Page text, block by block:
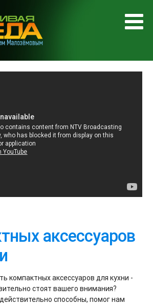
аксессуаров
компактных аксессуаров для кухни -
стоят вашего внимания?
способны, помог нам